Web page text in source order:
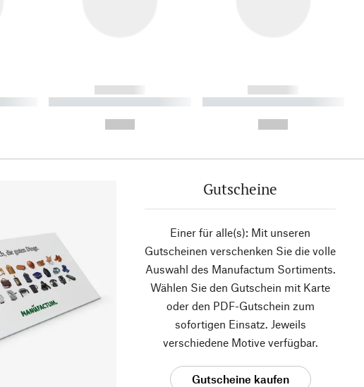
------------
----------- ----------- ----------
------------
----------- ----------- ----------
Gutscheine
Einer für alle(s): Mit unseren
Gutscheinen verschenken Sie die volle
Auswahl des Manufactum Sortiments.
Wählen Sie den Gutschein mit Karte
oder den PDF-Gutschein zum
sofortigen Einsatz. Jeweils
verschiedene Motive verfügbar.
Gutscheine kaufen